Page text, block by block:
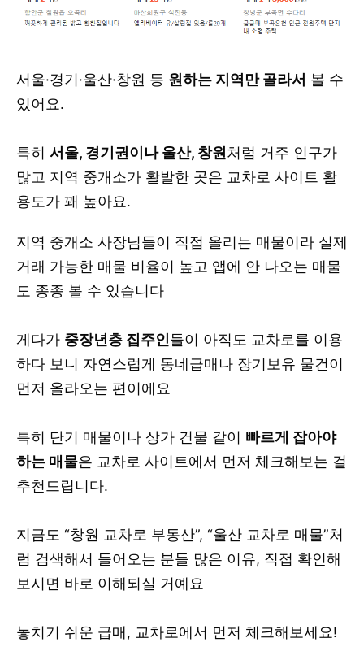
서울·경기·울산·창원 등 원하는 지역만 골라서 볼 수
있어요.
특히 서울, 경기권이나 울산, 창원 처럼 거주 인구가
많고 지역 중개소가 활발한 곳은 교차로 사이트 활
용도가 꽤 높아요.
지역 중개소 사장님들이 직접 올리는 매물이라 실제
거래 가능한 매물 비율이 높고 앱에 안 나오는 매물
도 종종 볼 수 있습니다
게다가 중장년층 집주인들이 아직도 교차로를 이용
하다 보니 자연스럽게 동네급매나 장기보유 물건이
먼저 올라오는 편이에요
특히 단기 매물이나 상가 건물 같이 빠르게 잡아야
하는 매물은 교차로 사이트에서 먼저 체크해보는 걸
추천드립니다.
지금도 “창원 교차로 부동산”, “울산 교차로 매물”처
럼 검색해서 들어오는 분들 많은 이유, 직접 확인해
보시면 바로 이해되실 거예요
놓치기 쉬운 급매, 교차로에서 먼저 체크해보세요!